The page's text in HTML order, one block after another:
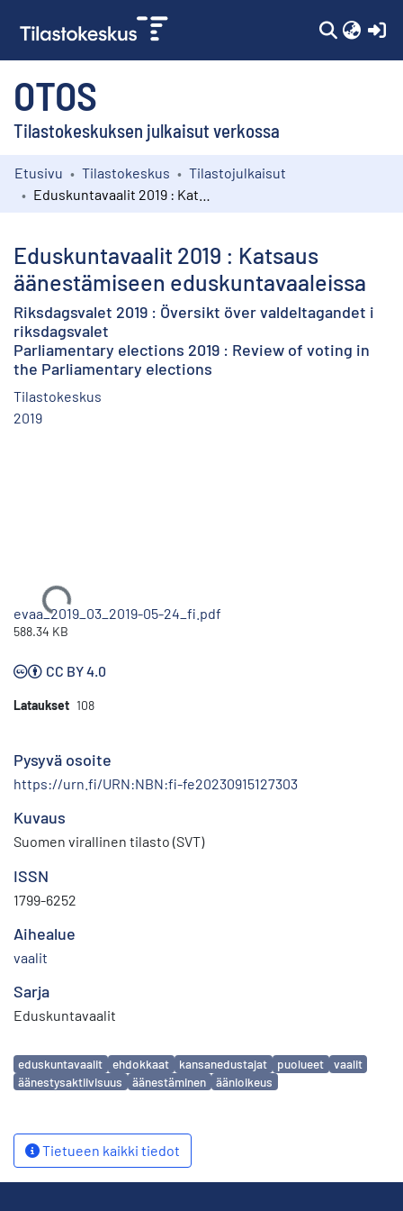
OTOS
Tilastokeskuksen julkaisut verkossa
Kokoelmat
Etusivu Tilastokeskus
Tilastojulkaisut
Eduskuntavaalit 2019 : Katsaus
äänestämiseen eduskuntavaaleissa
Riksdagsvalet 2019 : Översikt över valdeltagandet i
riksdagsvalet
Parliamentary elections 2019 : Review of voting in
the Parliamentary elections
Tilastokeskus
2019
Ladataan...
evaa_2019_03_2019-05-24_fi.pdf
588.34 KB
CC BY 4.0
Lataukset 108
Pysyvä osoite
https://urn.fi/URN:NBN:fi-fe20230915127303
Kuvaus
Suomen virallinen tilasto (SVT)
ISSN
1799-6252
Aihealue
vaalit
Sarja
Eduskuntavaalit
Avainsanat
eduskuntavaalit ehdokkaat kansanedustajat puolueet
vaalit
äänestysaktiivisuus
äänestäminen äänioikeus
Tietueen kaikki tiedot